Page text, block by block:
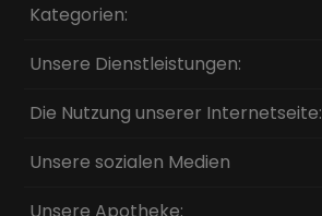
Kategorien:
Unsere Dienstleistungen:
Die Nutzung unserer Internetseite:
Unsere sozialen Medien
Unsere Apotheke: